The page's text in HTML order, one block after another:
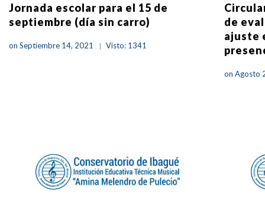
Jornada escolar para el 15 de
septiembre (día sin carro)
on Septiembre 14, 2021 Visto: 1341
de
ajuste
on Agosto